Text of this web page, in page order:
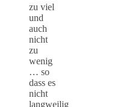
zu viel
und
auch
nicht
zu
wenig
… so
dass es
nicht
langweilig